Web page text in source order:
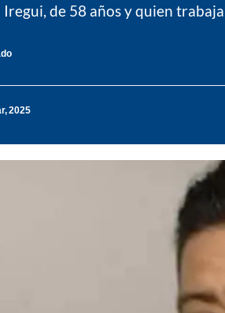
de 58 años y quien
2025